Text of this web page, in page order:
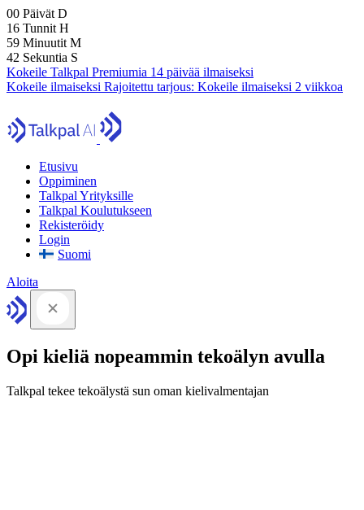
00 Päivät D
16 Tunnit H
59 Minuutit M
41 Sekuntia S
Kokeile Talkpal Premiumia 14 päivää ilmaiseksi
Kokeile ilmaiseksi Rajoitettu tarjous: Kokeile ilmaiseksi 2 viikkoa
Etusivu
Oppiminen
Talkpal Yrityksille
Talkpal Koulutukseen
Rekisteröidy
Login
Suomi
Aloita
Opi kieliä nopeammin tekoälyn avulla
Talkpal tekee tekoälystä sun oman kielivalmentajan